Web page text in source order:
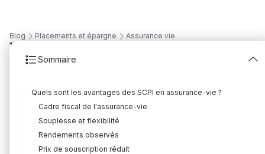
Blog Placements et épargne Assurance vie
Sommaire
Quels sont les avantages des SCPI en assurance-vie ?
Cadre fiscal de l'assurance-vie
Souplesse et flexibilité
Rendements observés
Prix de souscription réduit
15
: la technique expliquée !
Rédigé parLouis Sellier